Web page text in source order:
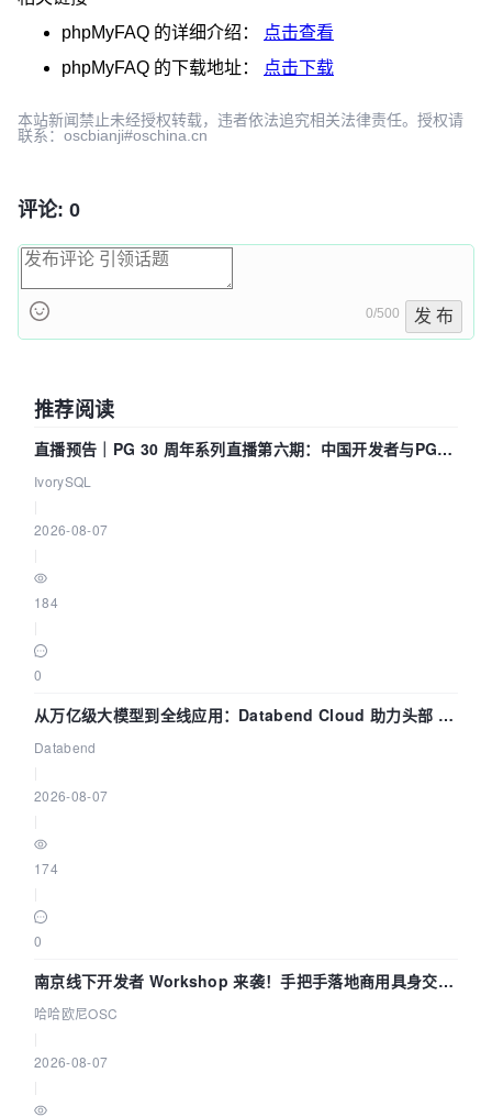
phpMyFAQ 的详细介绍：
点击查看
phpMyFAQ 的下载地址： 点击下载
本站新闻禁止未经授权转载，违者依法追究相关法律责任。授权请
联系：oscbianji#oschina.cn
评论: 0
0/500 发 布
推荐阅读
直播预告｜PG 30 周年系列直播第六期：中国开发者与PG内
核——我们改得动吗？我们贡献了什么？
IvorySQL
2026-08-07
184
0
从万亿级大模型到全线应用：Databend Cloud 助力头部 AI
企业构建全链路 Trace 数据管道
Databend
2026-08-07
174
0
南京线下开发者 Workshop 来袭！手把手落地商用具身交互
智能 Agent 应用
哈哈欧尼OSC
2026-08-07